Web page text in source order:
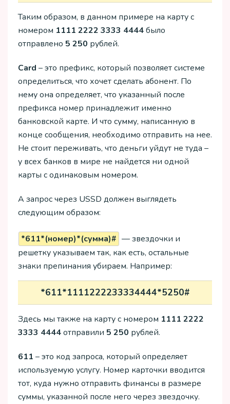
Таким образом, в данном примере на карту с
номером 1111 2222 3333 4444было
отправлено 5 250 рублей.
Card – это префикс, который позволяет системе
определиться, что хочет сделать абонент. По
нему она определяет, что указанный после
префикса номер принадлежит именно
банковской карте. И что сумму, написанную в
конце сообщения, необходимо отправить на нее.
Не стоит переживать, что деньги уйдут не туда –
у всех банков в мире не найдется ни одной
карты с одинаковым номером.
А запрос через USSD должен выглядеть
следующим образом:
*611*(номер)*(сумма)# — звездочки и
решетку указываем так, как есть, остальные
знаки препинания убираем. Например:
*611*1111222233334444*5250#
Здесь мы также на карту с номером 1111 2222
3333 4444отправили 5 250 рублей.
611 – это код запроса, который определяет
используемую услугу. Номер карточки вводится
тот, куда нужно отправить финансы в размере
суммы, указанной после него через звездочку.